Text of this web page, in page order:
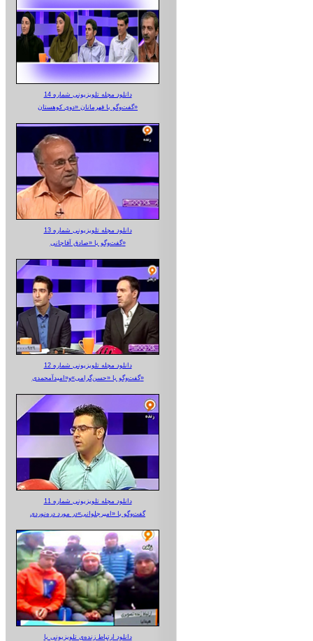
دانلود مجله تلویزیونی شماره 14
گفت‌وگو با قهرمانان «دوی کوهستان»
دانلود مجله تلویزیونی شماره 13
گفت‌وگو با «صادق آقاجانی»
دانلود مجله تلویزیونی شماره 12
گفت‌وگو با «حسن‌گرامی»و«امیدآمحمدی»
دانلود مجله تلویزیونی شماره 11
گفت‌وگو با «امیرجلوانی»در مورد دره‌نوردی
دانلود ارتباط زنده‌ی تلویزیونی‌ با